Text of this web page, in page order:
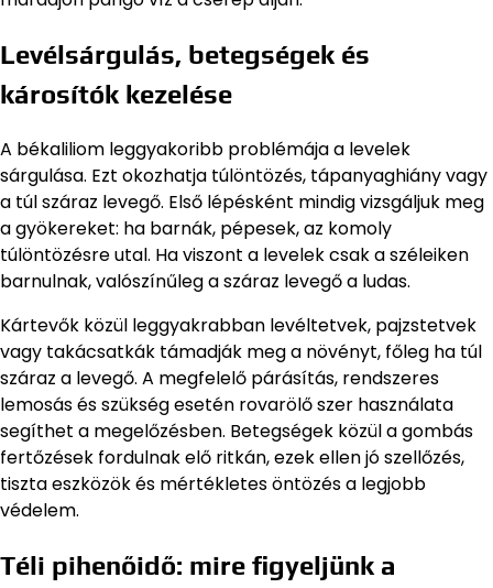
Levélsárgulás, betegségek és
károsítók kezelése
A békaliliom leggyakoribb problémája a levelek
sárgulása. Ezt okozhatja túlöntözés, tápanyaghiány vagy
a túl száraz levegő. Első lépésként mindig vizsgáljuk meg
a gyökereket: ha barnák, pépesek, az komoly
túlöntözésre utal. Ha viszont a levelek csak a széleiken
barnulnak, valószínűleg a száraz levegő a ludas.
Kártevők közül leggyakrabban levéltetvek, pajzstetvek
vagy takácsatkák támadják meg a növényt, főleg ha túl
száraz a levegő. A megfelelő párásítás, rendszeres
lemosás és szükség esetén rovarölő szer használata
segíthet a megelőzésben. Betegségek közül a gombás
fertőzések fordulnak elő ritkán, ezek ellen jó szellőzés,
tiszta eszközök és mértékletes öntözés a legjobb
védelem.
Téli pihenőidő: mire figyeljünk a